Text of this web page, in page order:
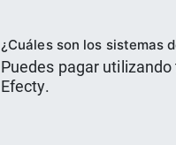
¿Cuáles son los sistemas
Puedes pagar
Efecty.